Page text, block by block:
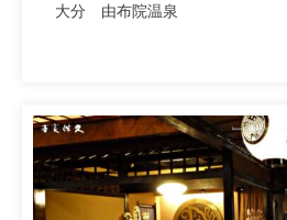
大分 由布院温泉